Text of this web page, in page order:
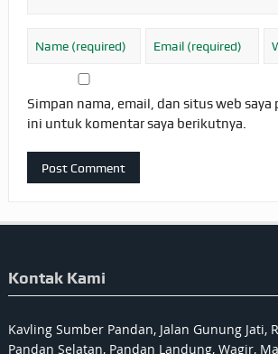
Simpan nama, email, dan situs web saya
ini untuk komentar saya berikutnya.
Kontak Kami
Kavling Sumber Pandan, Jalan Gunung Jati,
Pandan Selatan, Pandan Landung, Wagir,